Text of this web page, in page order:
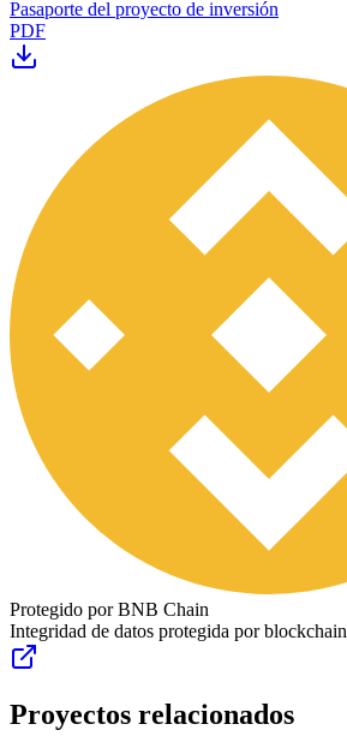
Pasaporte del proyecto de inversión
PDF
Protegido por BNB Chain
Integridad de datos protegida por blockchain
Proyectos relacionados